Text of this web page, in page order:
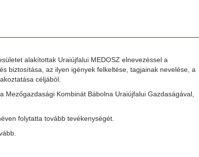
alakítottak Uraiújfalui MEDOSZ elnevezéssel a
biztosítása, az ilyen igények felkeltése, tagjainak nevelése, a
céljából.
Kombinát Bábolna Uraiújfalui Gazdaságával,
folytatta tovább tevékenységét.